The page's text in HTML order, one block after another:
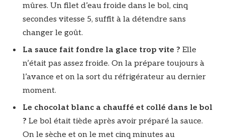
mûres. Un filet d’eau froide dans le bol, cinq
secondes vitesse 5, suffit à la détendre sans
changer le goût.
La sauce fait fondre la glace trop vite ? Elle
n’était pas assez froide. On la prépare toujours à
l’avance et on la sort du réfrigérateur au dernier
moment.
Le chocolat blanc a chauffé et collé dans le bol
? Le bol était tiède après avoir préparé la sauce.
On le sèche et on le met cinq minutes au